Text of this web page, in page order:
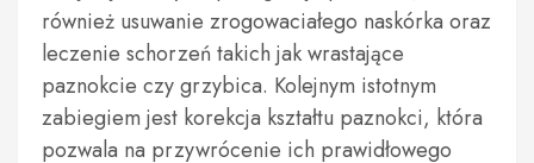
również usuwanie zrogowaciałego naskórka oraz
leczenie schorzeń takich jak wrastające
paznokcie czy grzybica. Kolejnym istotnym
zabiegiem jest korekcja kształtu paznokci, która
pozwala na przywrócenie ich prawidłowego